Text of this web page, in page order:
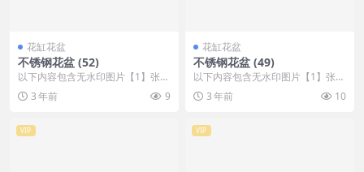
花缸花盆
不锈钢花盆 (52)
以下内容包含无水印图片【1】张
，开通会员无障碍浏览 开通VIP会
员 3 年前 9
花缸花盆
不锈钢花盆 (49)
以下内容包含无水印图片【1】张
，开通会员无障碍浏览 开通VIP会
员 3 年前 10
VIP VIP